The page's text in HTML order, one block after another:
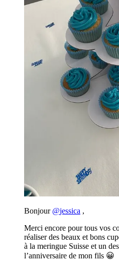
Bonjour @jessica ,
Merci encore pour tous vos
réaliser des beaux et bons
à la meringue Suisse et un
l’anniversaire de mon fils 😀